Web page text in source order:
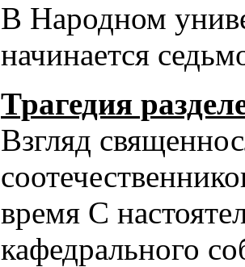
В Народном
начинается
Трагедия
Взгляд
время С
кафедрального